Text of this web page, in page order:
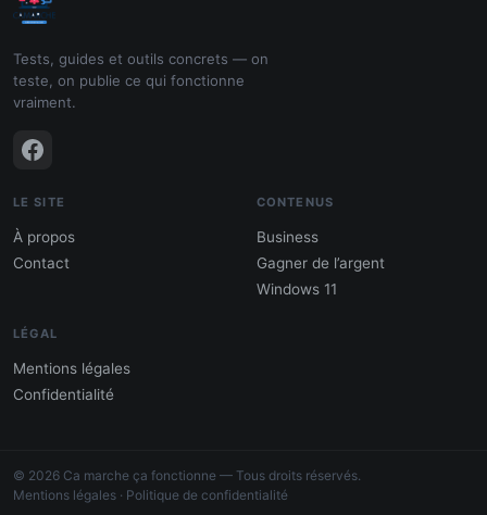
Tests, guides et outils concrets — on
teste, on publie ce qui fonctionne
vraiment.
LE SITE
À propos
Contact
CONTENUS
Business
Gagner de l’argent
Windows 11
LÉGAL
Mentions légales
Confidentialité
© 2026 Ca marche ça fonctionne — Tous droits réservés.
Mentions légales · Politique de confidentialité
l'argent
Gagne 300 € – 5 000 € / mois · Guide testé